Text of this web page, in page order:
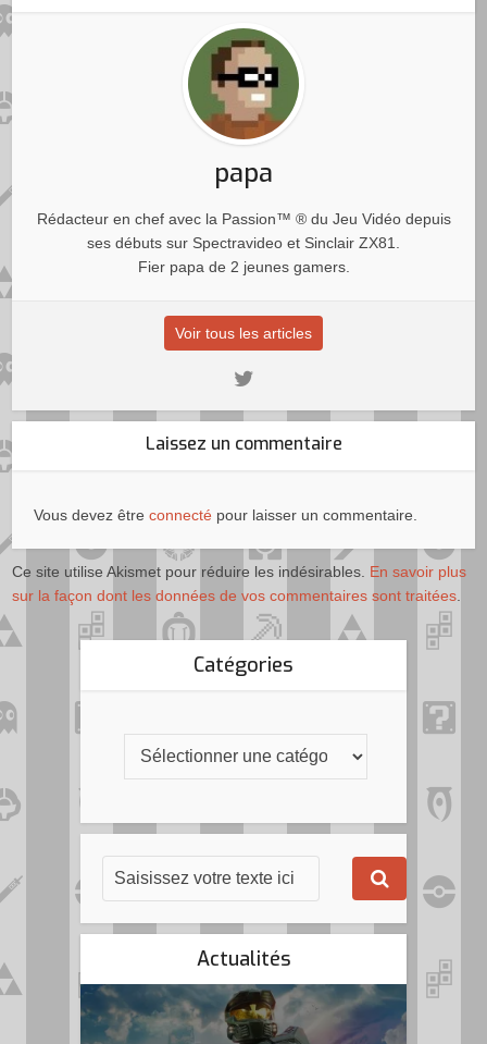
papa
Rédacteur en chef avec la Passion™ ® du Jeu Vidéo depuis
ses débuts sur Spectravideo et Sinclair ZX81.
Fier papa de 2 jeunes gamers.
Voir tous les articles
Laissez un commentaire
Vous devez êtreconnecté pour laisser un commentaire.
Ce site utilise Akismet pour réduire les indésirables. En savoir plus
sur la façon dont les données de vos commentaires sont traitées.
Catégories
Actualités